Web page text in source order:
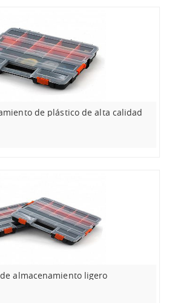
de plástico de alta calidad
almacenamiento ligero